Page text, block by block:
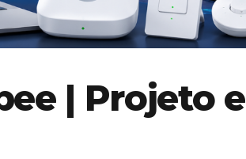
| Projeto